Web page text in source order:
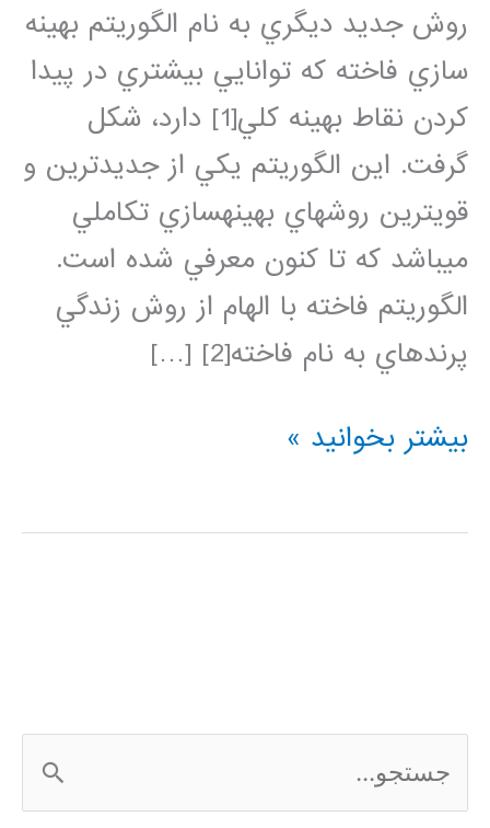
روش جديد ديگري به نام الگوريتم بهينه
سازي فاخته كه توانايي بيشتري در پيدا
كردن نقاط بهينه كلي[1] دارد، شكل
گرفت. اين الگوريتم يكي از جديدترين و
قويترين روشهاي بهينهسازي تكاملي
ميباشد كه تا كنون معرفي شده است.
الگوريتم فاخته با الهام از روش زندگي
پرندهاي به نام فاخته[2] […]
فیلم
فارسی
search
بیشتر بخوانید »
س